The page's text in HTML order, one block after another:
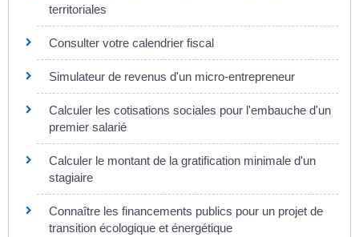
territoriales
Consulter votre calendrier fiscal
Simulateur de revenus d'un micro-entrepreneur
Calculer les cotisations sociales pour l'embauche d'un
premier salarié
Calculer le montant de la gratification minimale d'un
stagiaire
Connaître les financements publics pour un projet de
transition écologique et énergétique